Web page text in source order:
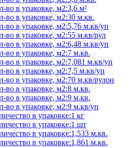
во в упаковке, м2:3,6 м²
во в упаковке, м2:30 м.кв.
во в упаковке, м2:5,76 м.кв/уп
во в упаковке, м2:55 м.кв/рул
во в упаковке, м2:6,48 м.кв/уп
во в упаковке, м2:7 м.кв.
во в упаковке, м2:7,081 м.кв/уп
во в упаковке, м2:7,5 м.кв/уп
во в упаковке, м2:70 м.кв/рулон
во в упаковке, м2:8 м.кв.
во в упаковке, м2:9 м.кв.
во в упаковке, м2:9 м.кв/уп
в упаковке:1 кг
в упаковке:1 шт
в упаковке:1,533 м.кв.
в упаковке:1,861 м.кв.